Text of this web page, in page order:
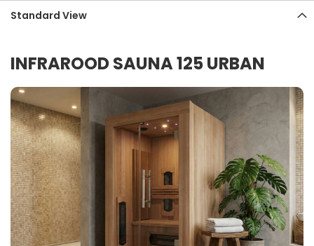
Standard View
INFRAROOD SAUNA 125 URBAN